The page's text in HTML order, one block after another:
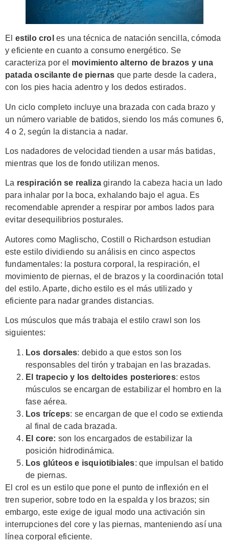
El estilo croles una técnica de natación sencilla, cómoda
y eficiente en cuanto a consumo energético. Se
caracteriza por el movimiento alterno de brazos y una
patada oscilante de piernas que parte desde la cadera,
con los pies hacia adentro y los dedos estirados.
Un ciclo completo incluye una brazada con cada brazo y
un número variable de batidos, siendo los más comunes 6,
4 o 2, según la distancia a nadar.
Los nadadores de velocidad tienden a usar más batidas,
mientras que los de fondo utilizan menos.
La respiración se realiza girando la cabeza hacia un lado
para inhalar por la boca, exhalando bajo el agua. Es
recomendable aprender a respirar por ambos lados para
evitar desequilibrios posturales.
Autores como Maglischo, Costill o Richardson estudian
este estilo dividiendo su análisis en cinco aspectos
fundamentales: la postura corporal, la respiración, el
movimiento de piernas, el de brazos y la coordinación total
del estilo. Aparte, dicho estilo es el más utilizado y
eficiente para nadar grandes distancias.
Los músculos que más trabaja el estilo crawl son los
siguientes:
Los dorsales: debido a que estos son los
responsables del tirón y trabajan en las brazadas.
El trapecio y los deltoides posteriores: estos
músculos se encargan de estabilizar el hombro en la
fase aérea.
Los tríceps: se encargan de que el codo se extienda
al final de cada brazada.
El core: son los encargados de estabilizar la
posición hidrodinámica.
Los glúteos e isquiotibiales: que impulsan el batido
de piernas.
El crol es un estilo que pone el punto de inflexión en el
tren superior, sobre todo en la espalda y los brazos; sin
embargo, este exige de igual modo una activación sin
interrupciones del core y las piernas, manteniendo así una
línea corporal eficiente.